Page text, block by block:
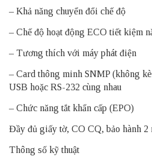
– Khả năng chuyển đổi chế độ
– Chế độ hoạt động ECO tiết kiệm
– Tương thích với máy phát điện
– Card thông minh SNMP (không
USB hoặc RS-232 cùng nhau
– Chức năng tắt khẩn cấp (EPO)
Đầy đủ giấy tờ, CO CQ, bảo hành 2
Thông số kỹ thuật